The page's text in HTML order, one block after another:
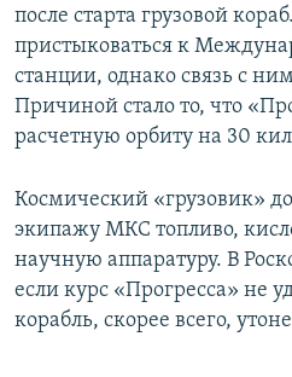
после старта грузовой
пристыковаться к
станции, однако связь с
Причиной стало то, что
расчетную орбиту на 30
Космический «грузовик»
экипажу МКС топливо,
научную аппаратуру. В
если курс «Прогресса» не
корабль, скорее всего,